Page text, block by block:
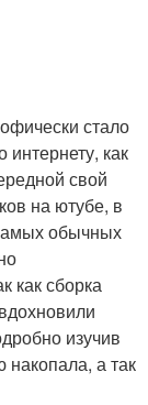
стало
интернету, как
свой
на ютубе, в
обычных
как сборка
изучив
а так